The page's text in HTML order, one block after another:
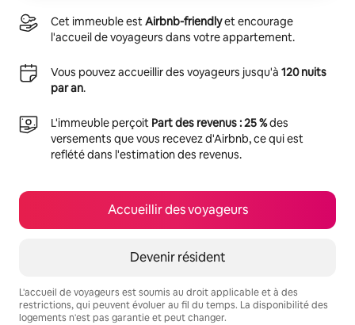
Cet immeuble estAirbnb-friendlyet encourage
l'accueil de voyageurs dans votre appartement.
Vous pouvez accueillir des voyageurs jusqu'à 120 nuits
par an.
L'immeuble perçoit Part des revenus : 25 %des
versements que vous recevez d'Airbnb, ce qui est
reflété dans l'estimation des revenus.
Accueillir des voyageurs
Devenir résident
L'accueil de voyageurs est soumis au droit applicable et à des
restrictions, qui peuvent évoluer au fil du temps. La disponibilité des
logements n'est pas garantie et peut changer.